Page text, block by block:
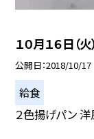
１０月１６日（
公開日 2018/10/17
給食
２色揚げパン